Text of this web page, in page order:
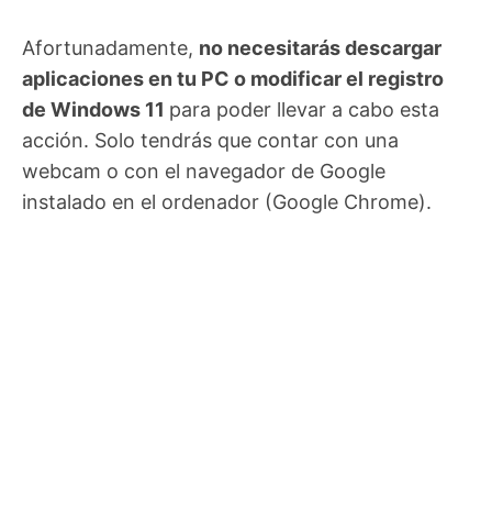
Afortunadamente, no necesitarás descargar
aplicaciones en tu PC o modificar el registro
de Windows 11 para poder llevar a cabo esta
acción. Solo tendrás que contar con una
webcam o con el navegador de Google
instalado en el ordenador (Google Chrome).